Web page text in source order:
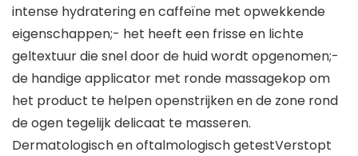
intense hydratering en caffeïne met opwekkende
eigenschappen;- het heeft een frisse en lichte
geltextuur die snel door de huid wordt opgenomen;-
de handige applicator met ronde massagekop om
het product te helpen openstrijken en de zone rond
de ogen tegelijk delicaat te masseren.
Dermatologisch en oftalmologisch getestVerstopt